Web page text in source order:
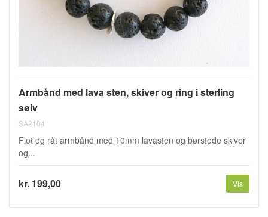
Armbånd med lava sten, skiver og ring i sterling
sølv
SA2104
Flot og råt armbånd med 10mm lavasten og børstede skiver
og...
kr. 199,00 Vis